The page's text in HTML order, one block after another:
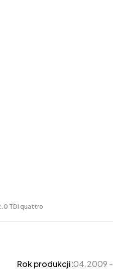
TDI quattro
Rok produkcji:04.2009 -